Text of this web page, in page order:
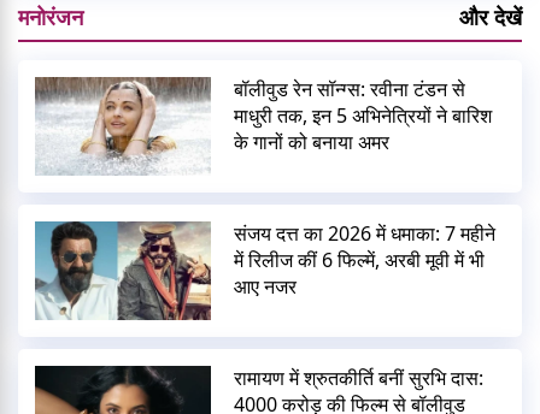
मनोरंजन और देखें
बॉलीवुड रेन सॉन्ग्स: रवीना टंडन से
माधुरी तक, इन 5 अभिनेत्रियों ने बारिश
के गानों को बनाया अमर
संजय दत्त का 2026 में धमाका: 7 महीने
में रिलीज कीं 6 फिल्में, अरबी मूवी में भी
आए नजर
रामायण में श्रुतकीर्ति बनीं सुरभि दास:
4000 करोड़ की फिल्म से बॉलीवुड